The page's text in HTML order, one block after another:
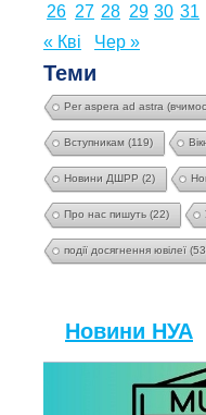
26 27 28 29 30 31
« Кві
Чер »
Теми
Per aspera ad astra
Вступникам (119)
Новини ДШРР (2)
Про нас пишуть (22)
події досягнення ювілеї
Новини НУА